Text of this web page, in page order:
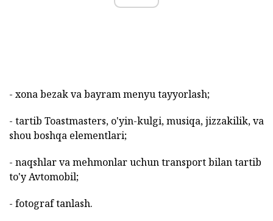
- xona bezak va bayram menyu tayyorlash;
- tartib Toastmasters, o'yin-kulgi, musiqa, jizzakilik, va
shou boshqa elementlari;
- naqshlar va mehmonlar uchun transport bilan tartib
to'y Avtomobil;
- fotograf tanlash.